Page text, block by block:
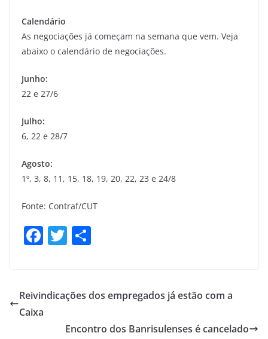
Calendário
As negociações já começam na semana que vem. Veja
abaixo o calendário de negociações.
Junho:
22 e 27/6
Julho:
6, 22 e 28/7
Agosto:
1º, 3, 8, 11, 15, 18, 19, 20, 22, 23 e 24/8
Fonte: Contraf/CUT
F
e
T
er e
Reivindicações dos empregados já estão com a
Caixa
Encontro dos Banrisulenses é cancelado